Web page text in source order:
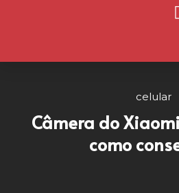
celular
Câmera do
como